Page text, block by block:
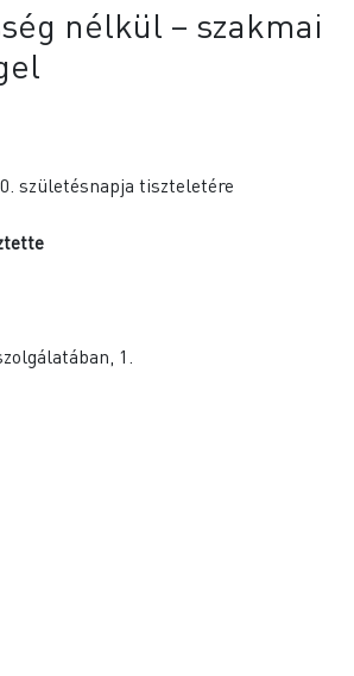
nélkül – szakmai
születésnapja tiszteletére
1.